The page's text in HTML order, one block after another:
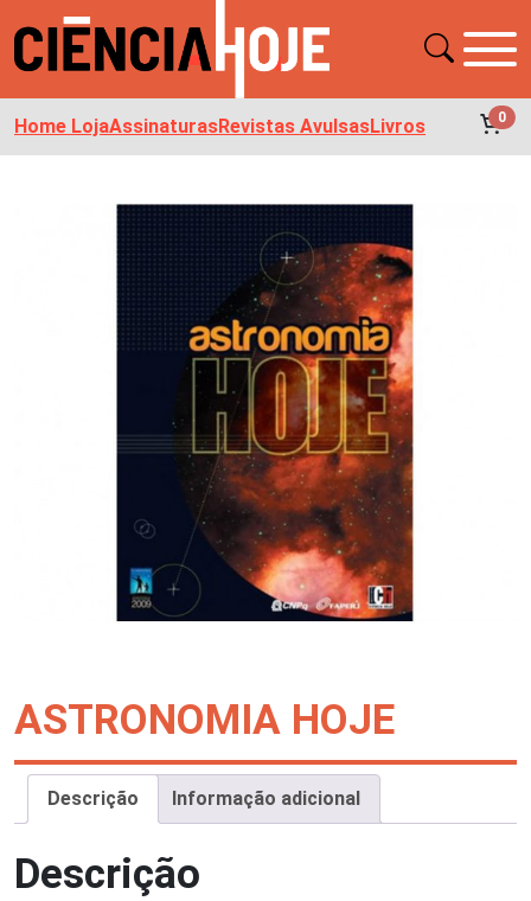
Home LojaAssinaturasRevistas AvulsasLivros 0
ASTRONOMIA HOJE
Descrição Informação adicional
Descrição